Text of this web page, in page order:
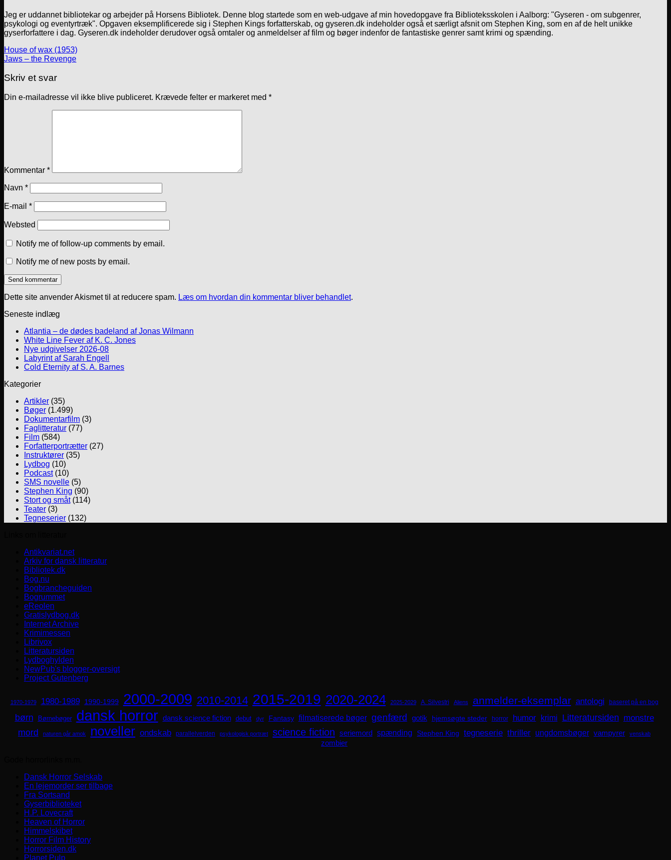
Jeg er uddannet bibliotekar og arbejder på Horsens Bibliotek. Denne blog startede som en web-udgave af min hovedopgave fra Biblioteksskolen i Aalborg: "Gyseren - om subgenrer,
psykologi og eventyrtræk". Opgaven eksemplificerede sig i Stephen Kings forfatterskab, og gyseren.dk indeholder også et særligt afsnit om Stephen King, som en af de helt unikke
gyserforfattere i dag. Gyseren.dk indeholder derudover også omtaler og anmeldelser af film og bøger indenfor de fantastiske genrer samt krimi og spænding.
House of wax (1953)
Jaws – the Revenge
Skriv et svar
Din e-mailadresse vil ikke blive publiceret. Krævede felter er markeret med *
Kommentar *
Navn *
E-mail *
Websted
Notify me of follow-up comments by email.
Notify me of new posts by email.
Dette site anvender Akismet til at reducere spam. Læs om hvordan din kommentar bliver behandlet.
Seneste indlæg
Atlantia – de dødes badeland af Jonas Wilmann
White Line Fever af K. C. Jones
Nye udgivelser 2026-08
Labyrint af Sarah Engell
Cold Eternity af S. A. Barnes
Kategorier
Artikler (35)
Bøger (1.499)
Dokumentarfilm (3)
Faglitteratur (77)
Film (584)
Forfatterportrætter (27)
Instruktører (35)
Lydbog (10)
Podcast(10)
SMS novelle (5)
Stephen King (90)
Stort og småt(114)
Teater (3)
Tegneserier (132)
Antikvariat.net
Arkiv for dansk litteratur
Bibliotek.dk
Bog.nu
Bogbrancheguiden
Bogrummet
eReolen
Gratislydbog.dk
Internet Archive
Krimimessen
Librivox
Litteratursiden
Lydboghylden
NewPub's blogger-oversigt
Project Gutenberg
1970-1979 1980-1989 1990-1999 2000-2009 2010-2014 2015-2019 2020-2024 2025-2029 A. Silvestri Aliens anmelder-eksemplar antologi baseret på en bog
børn Børnebøger dansk horror dansk science fiction debut dyr Fantasy filmatiserede bøger genfærd gotik hjemsøgte steder horror humor krimi Litteratursiden monstre
mord naturen går amok noveller ondskab parallelverden psykologisk portræt science fiction seriemord spænding Stephen King tegneserie thriller ungdomsbøger vampyrer venskab
zombier
Dansk Horror Selskab
En lejemorder ser tilbage
Fra Sortsand
Gyserbiblioteket
H.P. Lovecraft
Heaven of Horror
Himmelskibet
Horror Film History
Horrorsiden.dk
Planet Pulp